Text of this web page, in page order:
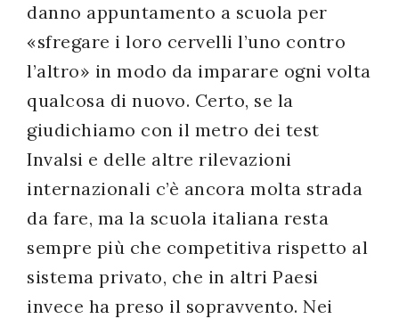
danno appuntamento a scuola per
«sfregare i loro cervelli l’uno contro
l’altro» in modo da imparare ogni volta
qualcosa di nuovo. Certo, se la
giudichiamo con il metro dei test
Invalsi e delle altre rilevazioni
internazionali c’è ancora molta strada
da fare, ma la scuola italiana resta
sempre più che competitiva rispetto al
sistema privato, che in altri Paesi
invece ha preso il sopravvento. Nei